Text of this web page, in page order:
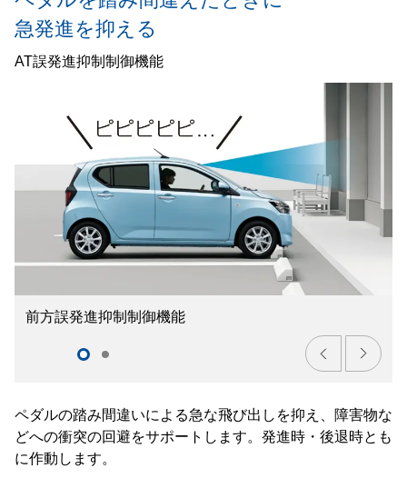
急発進を抑える
AT誤発進抑制制御機能
ペダルの踏み間違いによる急な飛び出しを抑え、障害物な
どへの衝突の回避をサポートします。発進時・後退時とも
に作動します。
前方誤発進抑制制御機能